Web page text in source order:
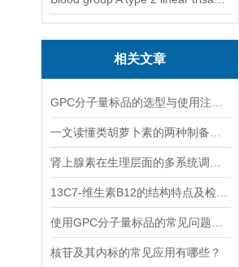
相关文章
核苷及其内标的常见应用有哪些？